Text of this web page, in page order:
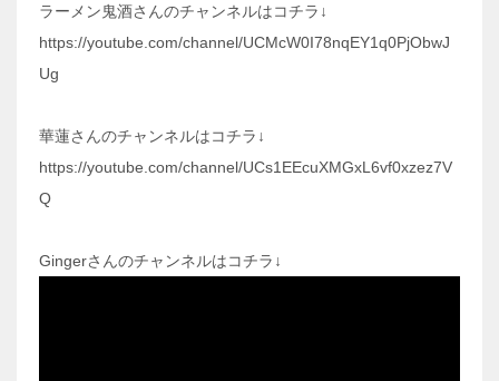
ラーメン鬼酒さんのチャンネルはコチラ↓
https://youtube.com/channel/UCMcW0I78nqEY1q0PjObwJ
Ug
華蓮さんのチャンネルはコチラ↓
https://youtube.com/channel/UCs1EEcuXMGxL6vf0xzez7V
Q
Gingerさんのチャンネルはコチラ↓